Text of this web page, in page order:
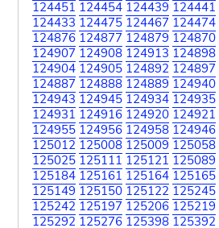
124451 124454 124439 124441
124433 124475 124467 124474
124876 124877 124879 124870
124907 124908 124913 124898
124904 124905 124892 124897
124887 124888 124889 124940
124943 124945 124934 124935
124931 124916 124920 124921
124955 124956 124958 124946
125012 125008 125009 125058
125025 125111 125121 125089
125184 125161 125164 125165
125149 125150 125122 125245
125242 125197 125206 125219
125292 125276 125398 125392